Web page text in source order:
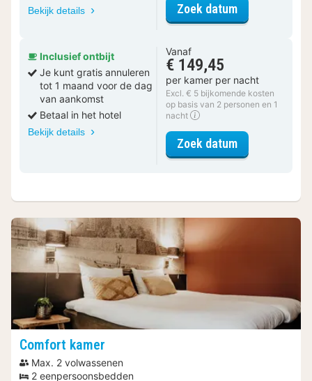
Bekijk details Zoek datumvoor
Inclusief ontbijt
Je kunt gratis annuleren
tot 1 maand voor de dag
van aankomst
Betaal in het hotel
Bekijk details
Vanaf
€ 149,45
per kamer per nacht
Excl. € 5 bijkomende kosten
op basis van 2 personen en 1
nacht
Zoek datumvoor
Comfort kamer
Max. 2 volwassenen
2 eenpersoonsbedden